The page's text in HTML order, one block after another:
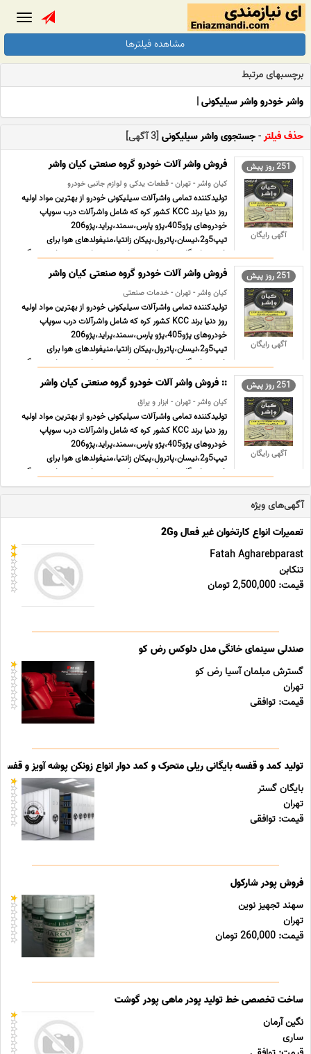
مشاهده فیلترها
برچسبهای مرتبط
واشر خودرو واشر سیلیکونی|
حذف فیلتر-جستجوی واشر سیلیکونی [3 آگهی]
251 روز پیش
آگهی رایگان
فروش واشر آلات خودرو گروه صنعتی کیان واشر
کیان واشر - تهران - قطعات یدکی و لوازم جانبی خودرو
تولیدکننده تمامی واشرآلات سیلیکونی خودرو از بهترین مواد اولیه
روز دنیا برند KCC کشور کره که شامل واشرآلات درب سوپاپ
خودروهای پژو405،پژو پارس،سمند،پراید،پژو206
تیپ5و2،نیسان،پاترول،پیکان زانتیا،منیفولدهای هوا برای
خودروهای گاز سوز و تک سوز واشر ترموستات و... میباشد. ویژگی
های گروه ... ...
251 روز پیش
آگهی رایگان
فروش واشر آلات خودرو گروه صنعتی کیان واشر
کیان واشر - تهران - خدمات صنعتی
تولیدکننده تمامی واشرآلات سیلیکونی خودرو از بهترین مواد اولیه
روز دنیا برند KCC کشور کره که شامل واشرآلات درب سوپاپ
خودروهای پژو405،پژو پارس،سمند،پراید،پژو206
تیپ5و2،نیسان،پاترول،پیکان زانتیا،منیفولدهای هوا برای
خودروهای گاز سوز و تک سوز واشر ترموستات و... میباشد. ویژگی
های گروه ... ...
251 روز پیش
آگهی رایگان
:: فروش واشر آلات خودرو گروه صنعتی کیان واشر
کیان واشر - تهران - ابزار و یراق
تولیدکننده تمامی واشرآلات سیلیکونی خودرو از بهترین مواد اولیه
روز دنیا برند KCC کشور کره که شامل واشرآلات درب سوپاپ
خودروهای پژو405،پژو پارس،سمند،پراید،پژو206
تیپ5و2،نیسان،پاترول،پیکان زانتیا،منیفولدهای هوا برای
خودروهای گاز سوز و تک سوز واشر ترموستات و... میباشد. ویژگی
های گروه ... ...
آگهی‌های ویژه
تعمیرات انواع کارتخوان غیر فعال و2G
Fatah Agharebparast
تنکابن
قیمت: 2,500,000 تومان
صندلی سینمای خانگی مدل دلوکس رض کو
گسترش مبلمان آسیا رض کو
تهران
قیمت: توافقی
تولید کمد و قفسه بایگانی ریلی متحرک و کمد دوار انواع زونکن پوشه آویز و قفسه
بایگان گستر
تهران
قیمت: توافقی
فروش پودر شارکول
سهند تجهیز نوین
تهران
قیمت: 260,000 تومان
ساخت تخصصی خط تولید پودر ماهی پودر گوشت
نگین آرمان
ساری